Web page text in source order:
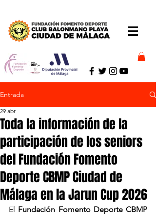
Entrada
Toda la información de la
participación de los seniors
del Fundación Fomento
Deporte CBMP Ciudad de
Málaga en la Jarun Cup 2026
29 abr
El Fundación Fomento Deporte CBMP